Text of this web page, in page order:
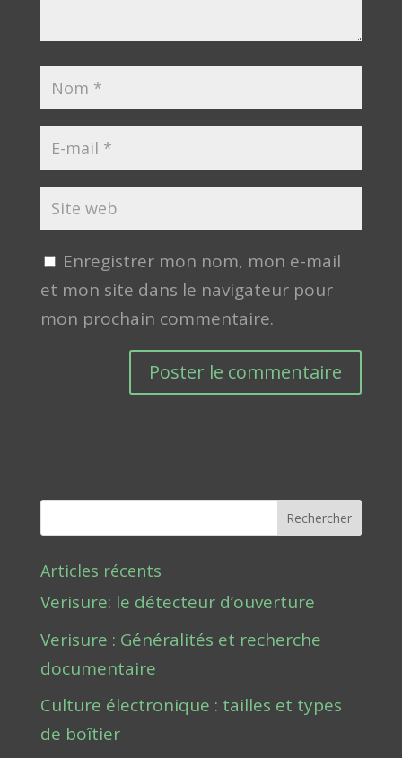
Enregistrer mon nom, mon e-mail
et mon site dans le navigateur pour
mon prochain commentaire.
Rechercher
Articles récents
Verisure: le détecteur d’ouverture
Verisure : Généralités et recherche
documentaire
Culture électronique : tailles et types
de boîtier